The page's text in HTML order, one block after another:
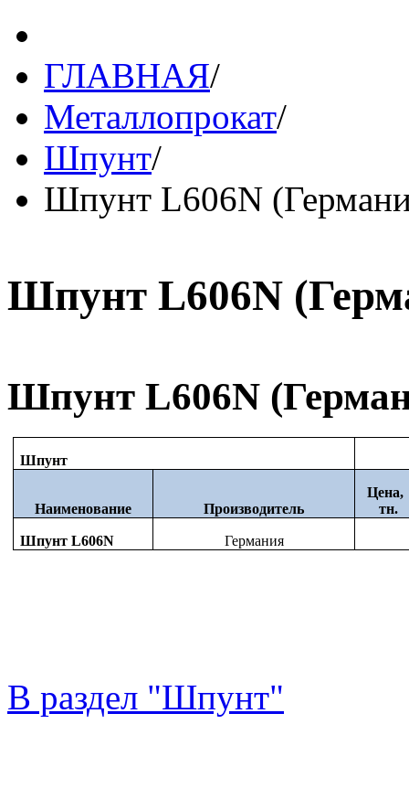
ГЛАВНАЯ/
Металлопрокат/
Шпунт/
Шпунт L606N
Шпунт L606N
Шпунт L606N
Шпунт
Наименование Производитель
тн.
Шпунт L606N Германия
В раздел "Шпунт"